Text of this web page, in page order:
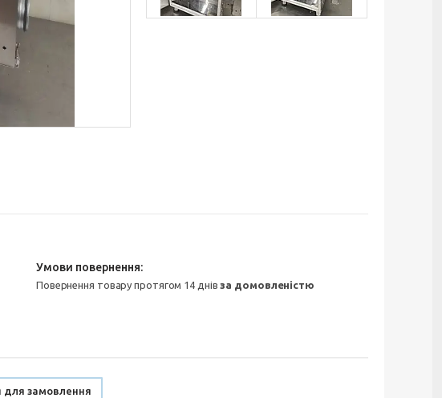
повернення товару протягом 14 днівза домовленістю
для замовлення